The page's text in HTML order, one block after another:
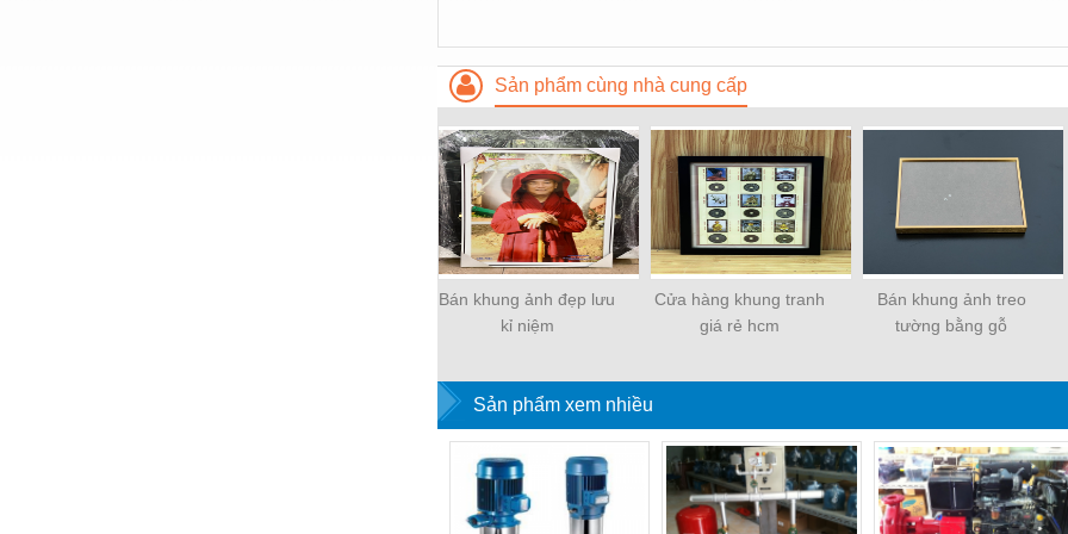
Sản phẩm cùng nhà cung cấp
Bán khung ảnh đẹp lưu
kỉ niệm
Cửa hàng khung tranh
giá rẻ hcm
Bán khung ảnh treo
tường bằng gỗ
Sản phẩm xem nhiều